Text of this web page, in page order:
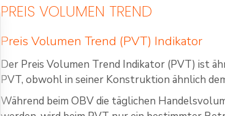
PREIS VOLUMEN TREND
Preis Volumen Trend (PVT) Indikator
Der Preis Volumen Trend Indikator (PVT) ist
PVT, obwohl in seiner Konstruktion ähnlich
Während beim OBV die täglichen